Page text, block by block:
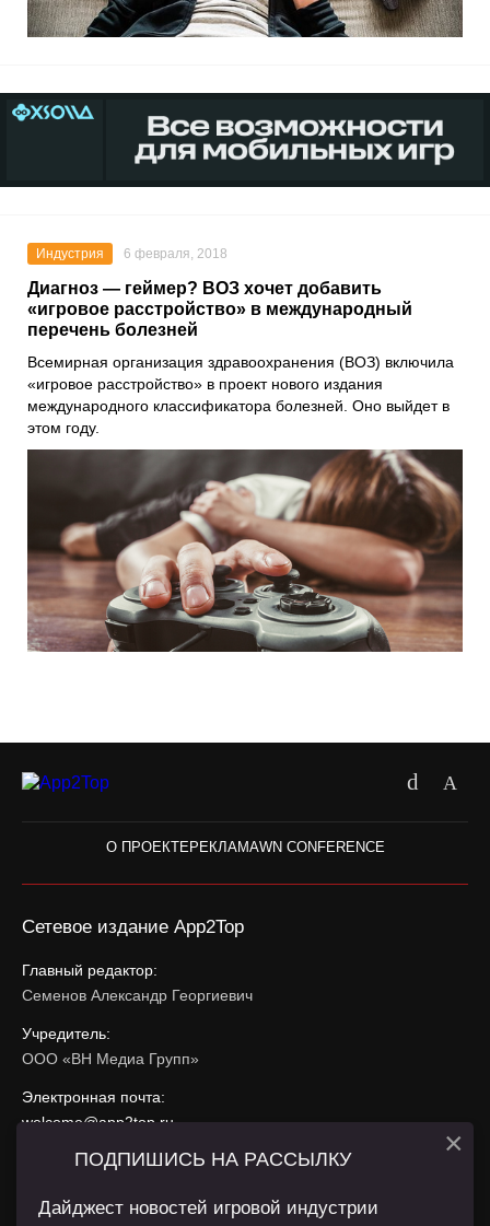
Индустрия 6 февраля, 2018
Диагноз — геймер? ВОЗ хочет добавить
«игровое расстройство» в международный
перечень болезней
Всемирная организация здравоохранения (ВОЗ) включила
«игровое расстройство» в проект нового издания
международного классификатора болезней. Оно выйдет в
этом году.
О ПРОЕКТЕРЕКЛАМАWN CONFERENCE
Сетевое издание App2Top
Главный редактор:
Семенов Александр Георгиевич
Учредитель:
ООО «ВН Медиа Групп»
Электронная почта:
welcome@app2top.ru
При использовании материалов активная ссылка на
ПОДПИШИСЬ НА РАССЫЛКУ
Дайджест новостей игровой индустрии
×